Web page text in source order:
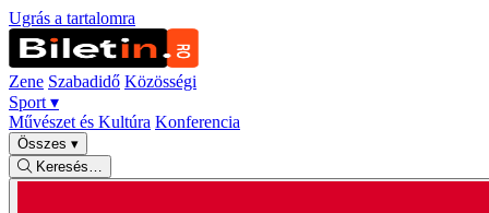
Ugrás a tartalomra
Zene Szabadidő Közösségi
Sport ▾
Művészet és Kultúra Konferencia
Összes ▾
Keresés…